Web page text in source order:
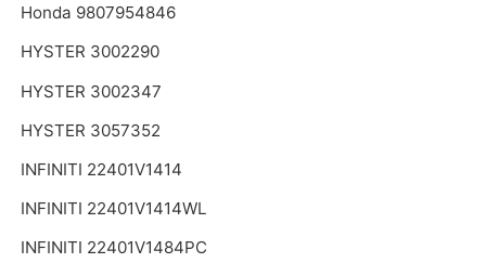
Honda 9807954846
HYSTER 3002290
HYSTER 3002347
HYSTER 3057352
INFINITI 22401V1414
INFINITI 22401V1414WL
INFINITI 22401V1484PC